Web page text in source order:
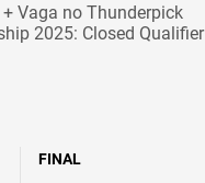
Vaga no Thunderpick
2025: Closed Qualifier
FINAL